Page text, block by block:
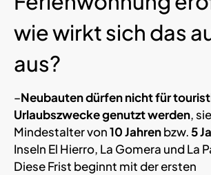
wie wirkt sich das
aus?
–Neubauten dürfen nicht für
Urlaubszwecke genutzt werden,
Mindestalter von10 Jahrenbzw.5
Inseln El Hierro, La Gomera und La
Diese Frist beginnt mit der ersten